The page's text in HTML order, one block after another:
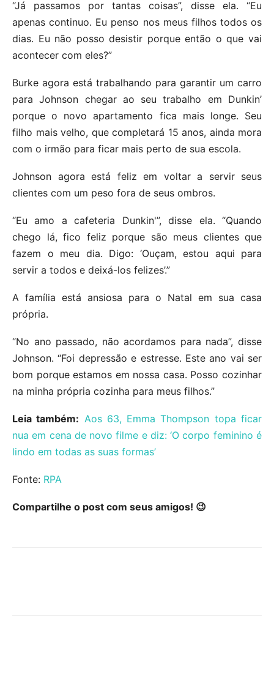
“Já passamos por tantas coisas”, disse ela. “Eu
apenas continuo. Eu penso nos meus filhos todos os
dias. Eu não posso desistir porque então o que vai
acontecer com eles?”
Burke agora está trabalhando para garantir um carro
para Johnson chegar ao seu trabalho em Dunkin’
porque o novo apartamento fica mais longe. Seu
filho mais velho, que completará 15 anos, ainda mora
com o irmão para ficar mais perto de sua escola.
Johnson agora está feliz em voltar a servir seus
clientes com um peso fora de seus ombros.
“Eu amo a cafeteria Dunkin'”, disse ela. “Quando
chego lá, fico feliz porque são meus clientes que
fazem o meu dia. Digo: ‘Ouçam, estou aqui para
servir a todos e deixá-los felizes’.”
A família está ansiosa para o Natal em sua casa
própria.
“No ano passado, não acordamos para nada”, disse
Johnson. “Foi depressão e estresse. Este ano vai ser
bom porque estamos em nossa casa. Posso cozinhar
na minha própria cozinha para meus filhos.”
Leia também: Aos 63, Emma Thompson topa ficar
nua em cena de novo filme e diz: ‘O corpo feminino é
lindo em todas as suas formas’
Fonte: RPA
Compartilhe o post com seus amigos! 😉